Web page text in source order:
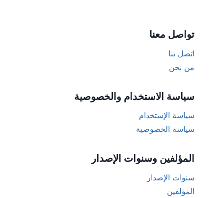
تواصل معنا
اتصل بنا
من نحن
سياسة الاستخدام والخصوصية
سياسة الإستخدام
سياسة الخصوصية
المؤلفين وسنوات الإصدار
سنوات الإصدار
المؤلفين